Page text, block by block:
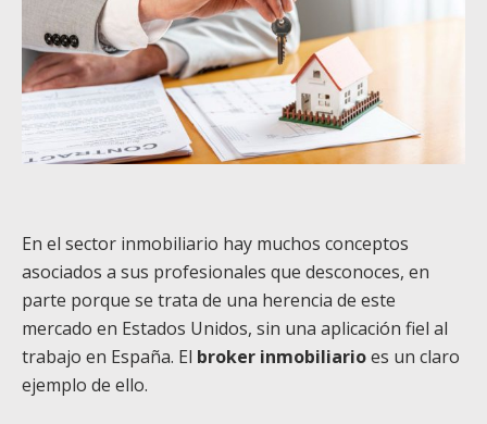
En el sector inmobiliario hay muchos conceptos
asociados a sus profesionales que desconoces, en
parte porque se trata de una herencia de este
mercado en Estados Unidos, sin una aplicación fiel al
trabajo en España. El broker inmobiliarioes un claro
ejemplo de ello.